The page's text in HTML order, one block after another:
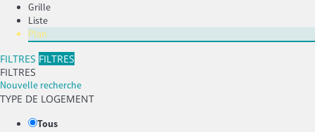
Grille
Liste
Plan
FILTRES FILTRES
FILTRES
Nouvelle recherche
TYPE DE LOGEMENT
Tous